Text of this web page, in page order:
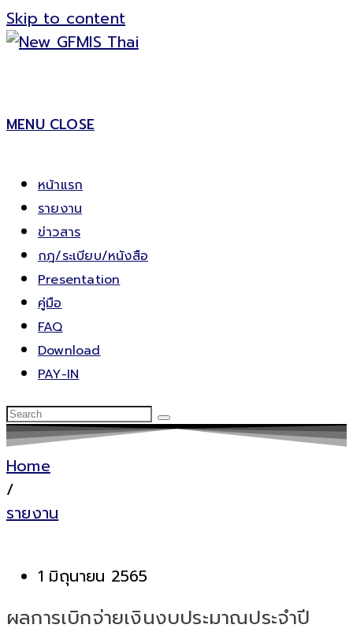
Skip to content
MENU CLOSE
หน้าแรก
รายงาน
ข่าวสาร
กฎ/ระเบียบ/หนังสือ
Presentation
คู่มือ
FAQ
Download
PAY-IN
Home
/
รายงาน
1 มิถุนายน 2565
ผลการเบิกจ่ายเงินงบประมาณประจำปี